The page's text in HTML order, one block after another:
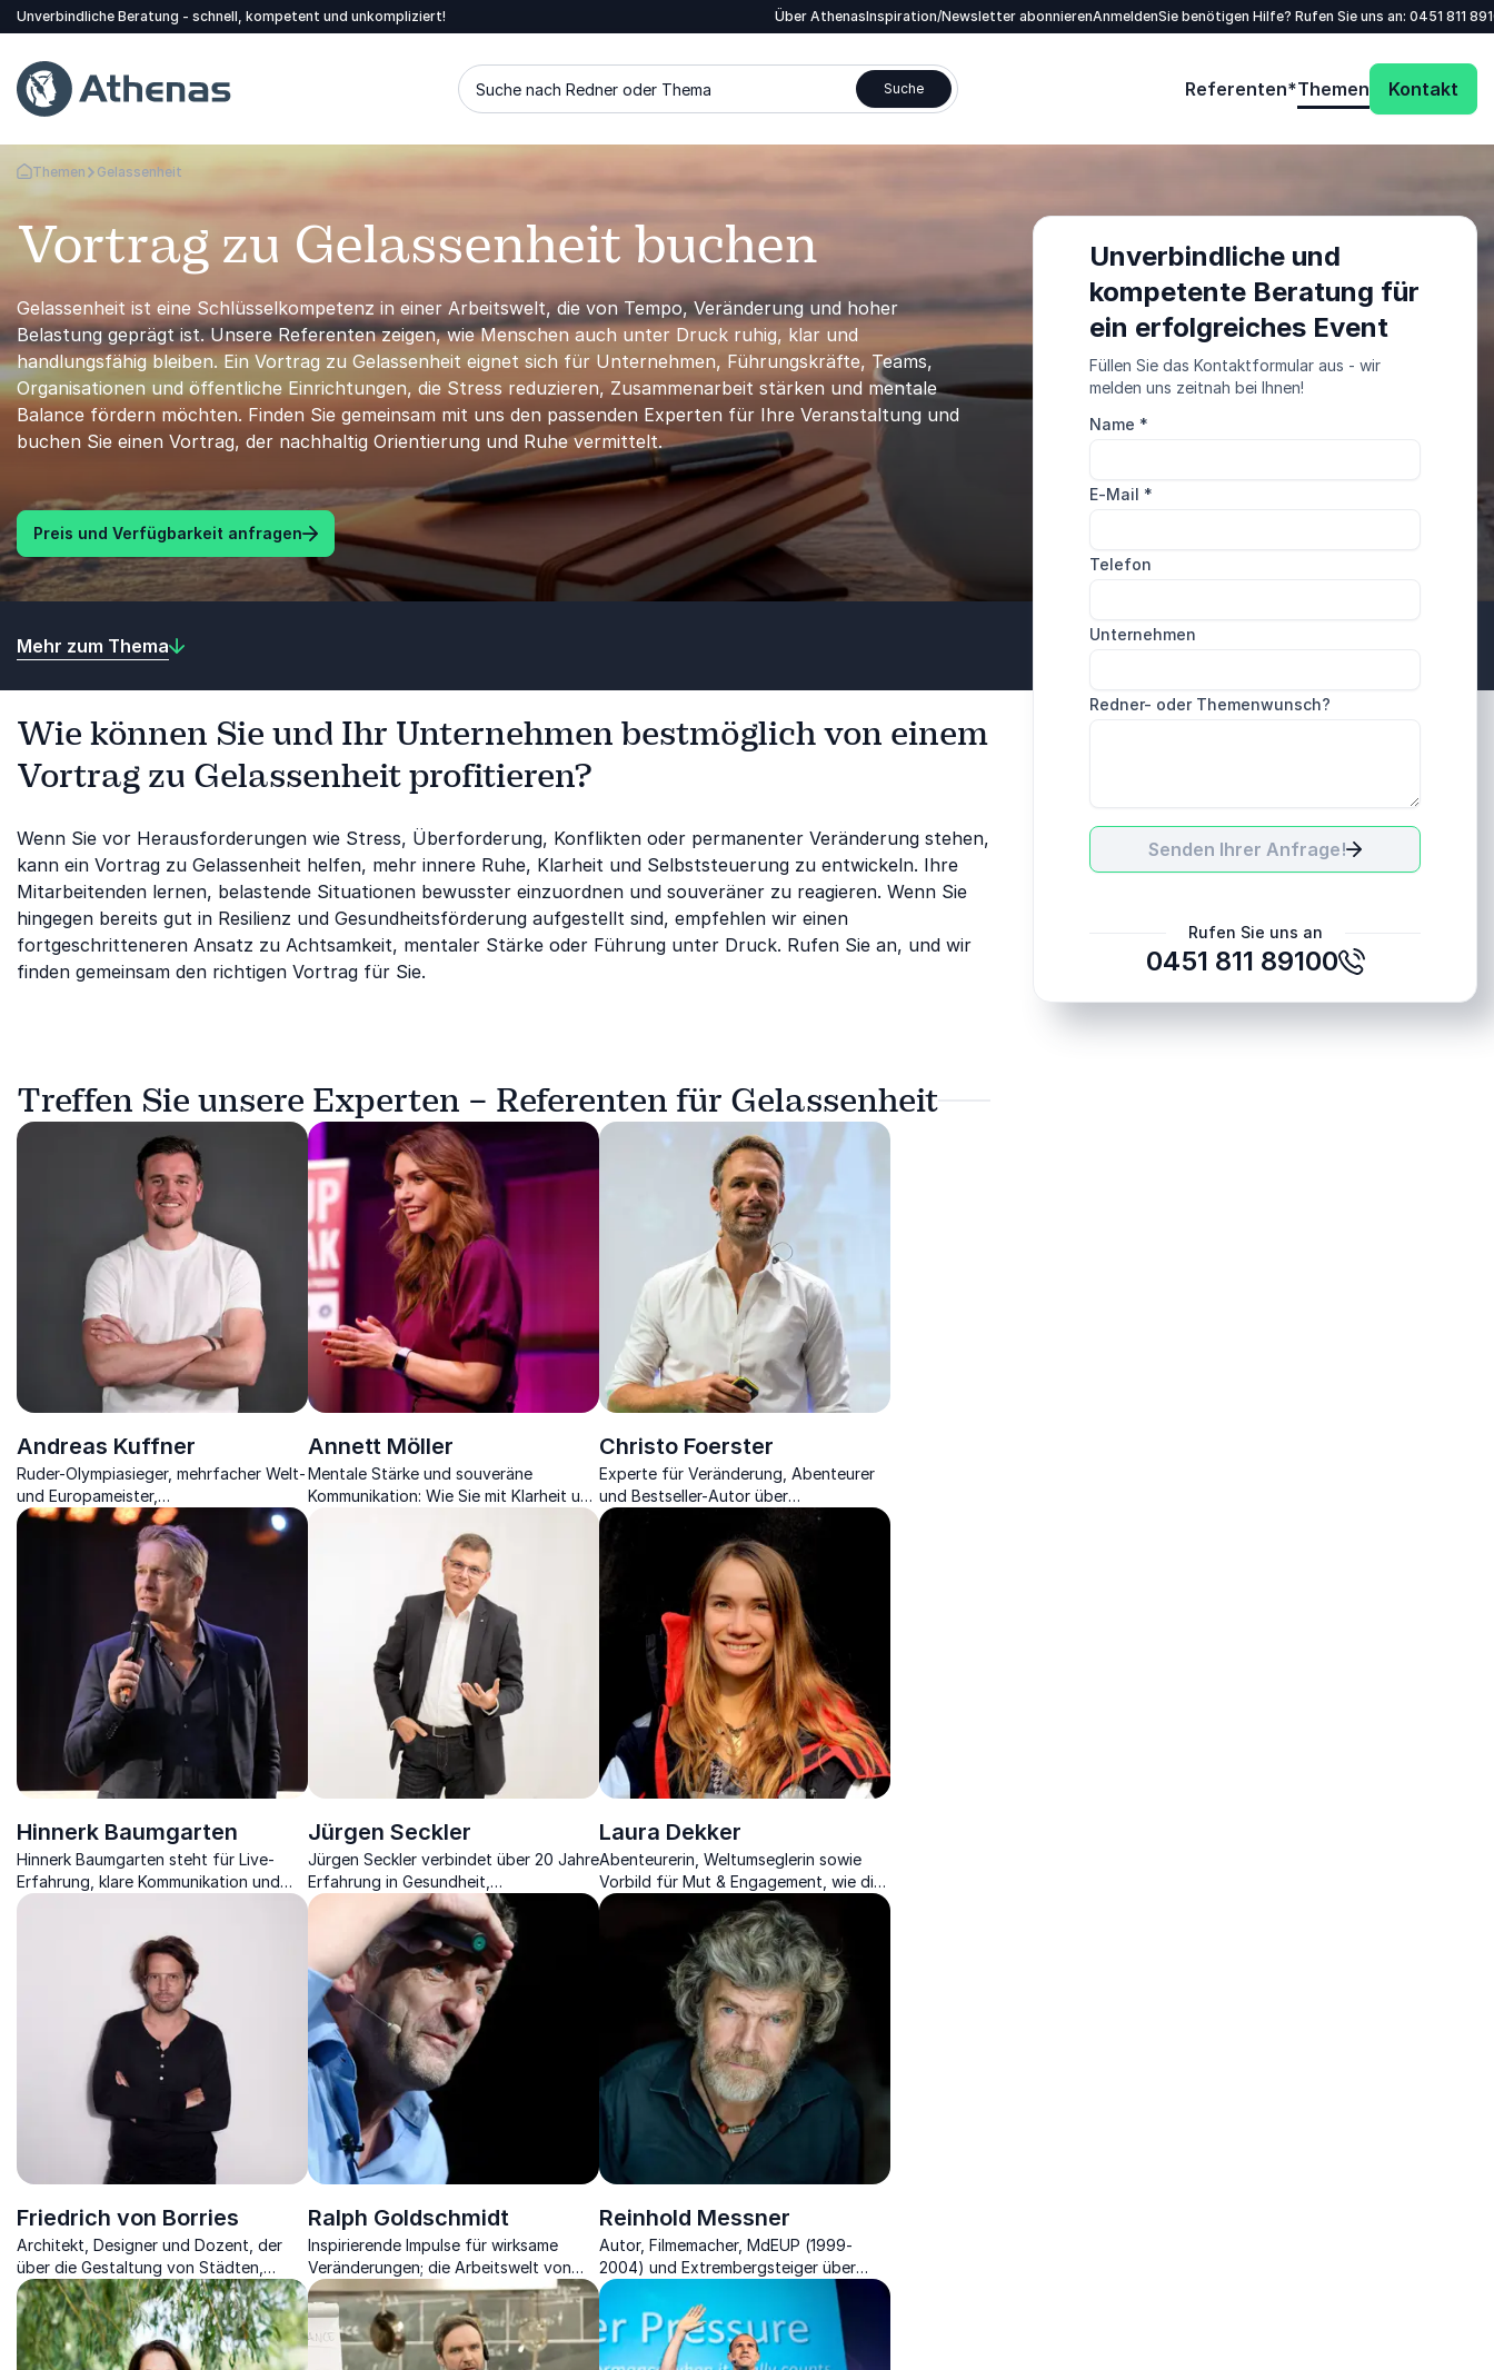
Unverbindliche Beratung - schnell, kompetent und unkompliziert! Über AthenasInspiration/Newsletter abonnierenAnmeldenSie benötigen Hilfe? Rufen Sie uns an: 0451 811
Suche nach Redner oder Thema Suche Referenten*Themen Kontakt
Zurück zur Startseite
Themen Gelassenheit
Vortrag zu Gelassenheit buchen
Gelassenheit ist eine Schlüsselkompetenz in einer Arbeitswelt, die von Tempo, Veränderung und hoher
Belastung geprägt ist. Unsere Referenten zeigen, wie Menschen auch unter Druck ruhig, klar und
handlungsfähig bleiben. Ein Vortrag zu Gelassenheit eignet sich für Unternehmen, Führungskräfte, Teams,
Organisationen und öffentliche Einrichtungen, die Stress reduzieren, Zusammenarbeit stärken und mentale
Balance fördern möchten. Finden Sie gemeinsam mit uns den passenden Experten für Ihre Veranstaltung und
buchen Sie einen Vortrag, der nachhaltig Orientierung und Ruhe vermittelt.
Preis und Verfügbarkeit anfragen
Unverbindliche und
kompetente Beratung für
ein erfolgreiches Event
Füllen Sie das Kontaktformular aus - wir
melden uns zeitnah bei Ihnen!
Name *
E-Mail *
Telefon
Unternehmen
Redner- oder Themenwunsch?
Senden Ihrer Anfrage!
Rufen Sie uns an
0451 811 89100
Mehr zum Thema
Wie können Sie und Ihr Unternehmen bestmöglich von einem
Vortrag zu Gelassenheit profitieren?
Wenn Sie vor Herausforderungen wie Stress, Überforderung, Konflikten oder permanenter Veränderung stehen,
kann ein Vortrag zu Gelassenheit helfen, mehr innere Ruhe, Klarheit und Selbststeuerung zu entwickeln. Ihre
Mitarbeitenden lernen, belastende Situationen bewusster einzuordnen und souveräner zu reagieren. Wenn Sie
hingegen bereits gut in Resilienz und Gesundheitsförderung aufgestellt sind, empfehlen wir einen
fortgeschritteneren Ansatz zu Achtsamkeit, mentaler Stärke oder Führung unter Druck. Rufen Sie an, und wir
finden gemeinsam den richtigen Vortrag für Sie.
Treffen Sie unsere Experten – Referenten für Gelassenheit
Andreas Kuffner
Ruder-Olympiasieger, mehrfacher Welt-
und Europameister,
Wirtschaftsingenieur, Teamentwickler
und Experte für Führung sowie
Changeprozesse.
Annett Möller
Mentale Stärke und souveräne
Kommunikation: Wie Sie mit Klarheit und
Selbstvertrauen auftreten
Christo Foerster
Experte für Veränderung, Abenteurer
und Bestseller-Autor über
Potenzialentfaltung durch Motivation.
Hinnerk Baumgarten
Hinnerk Baumgarten steht für Live-
Erfahrung, klare Kommunikation und
souveränes Auftreten unter Druck.
Jürgen Seckler
Jürgen Seckler verbindet über 20 Jahre
Erfahrung in Gesundheit,
Stressmanagement und Motivation zu
praxisnahen Impulsen für moderne
Arbeitswelten.
Laura Dekker
Abenteurerin, Weltumseglerin sowie
Vorbild für Mut & Engagement, wie die
eigenen Träume zur Realität werden
Friedrich von Borries
Architekt, Designer und Dozent, der
über die Gestaltung von Städten,
smart cities und den Klimawandel
spricht.
Ralph Goldschmidt
Inspirierende Impulse für wirksame
Veränderungen; die Arbeitswelt von
morgen
Reinhold Messner
Autor, Filmemacher, MdEUP (1999-
2004) und Extrembergsteiger über
Extremsituationen sowie psychische
und physische Grenzerfahrungen.